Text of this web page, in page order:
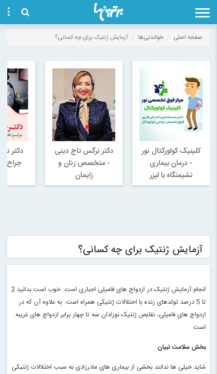
صفحه اصلی خواندنی‌ها آزمایش ژنتیک برای چه کسانی؟
کلینیک کولورکتال نور
- درمان بيماری
نشيمنگاه با ليزر
دکتر نرگس تاج دینی
- متخصص زنان و
زایمان
دکتر
جراح
آزمایش ژنتیک برای چه کسانی؟
انجام آزمایش ژنتیک در ازدواج های فامیلی اجباری است. خوب است بدانید 2
تا 5 درصد تولدهای زنده با اختلالات ژنتیکی همراه است. به علاوه آن که در
ازدواج های فامیلی، نقایص ژنتیک نوزادان سه تا چهار برابر ازدواج های غریبه
است.
بخش سلامت تبیان
شاید خیلی ها ندانند بخشی از بیماری های مادرزادی به سبب اختلالات ژنتیکی